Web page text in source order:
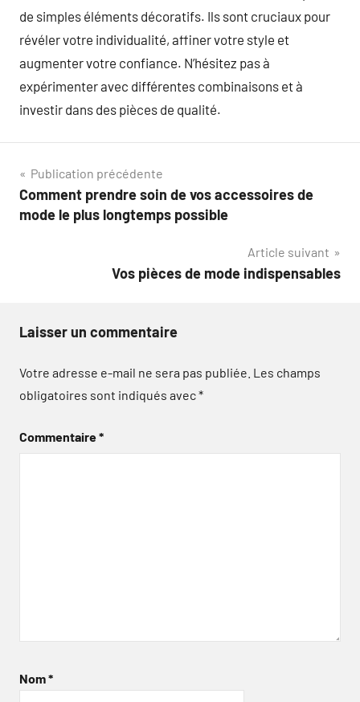
de simples éléments décoratifs. Ils sont cruciaux pour
révéler votre individualité, affiner votre style et
augmenter votre confiance. N’hésitez pas à
expérimenter avec différentes combinaisons et à
investir dans des pièces de qualité.
Navigation
de
Publication précédente
Comment prendre soin de vos accessoires de
mode le plus longtemps possible
Article suivant
Vos pièces de mode indispensables
Laisser un commentaire
Votre adresse e-mail ne sera pas publiée. Les champs
obligatoires sont indiqués avec*
Commentaire*
Nom*